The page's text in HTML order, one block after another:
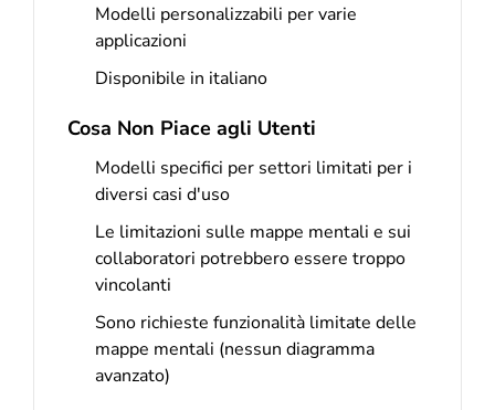
Modelli personalizzabili per varie
applicazioni
Disponibile in italiano
Cosa Non Piace agli Utenti
Modelli specifici per settori limitati per i
diversi casi d'uso
Le limitazioni sulle mappe mentali e sui
collaboratori potrebbero essere troppo
vincolanti
Sono richieste funzionalità limitate delle
mappe mentali (nessun diagramma
avanzato)